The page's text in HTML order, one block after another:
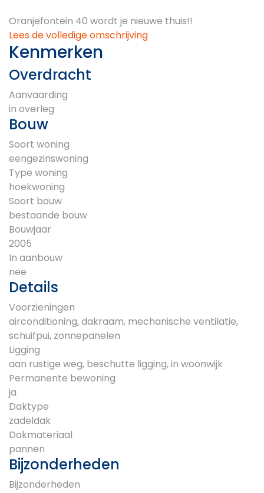
Oranjefontein 40 wordt je nieuwe thuis!!
Lees de volledige omschrijving
Kenmerken
Overdracht
Aanvaarding
in overleg
Bouw
Soort woning
eengezinswoning
Type woning
hoekwoning
Soort bouw
bestaande bouw
Bouwjaar
2005
In aanbouw
nee
Details
Voorzieningen
airconditioning, dakraam, mechanische ventilatie,
schuifpui, zonnepanelen
Ligging
aan rustige weg, beschutte ligging, in woonwijk
Permanente bewoning
ja
Daktype
zadeldak
Dakmateriaal
pannen
Bijzonderheden
Bijzonderheden